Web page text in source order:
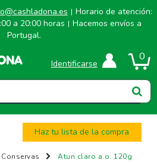
| Horario de atención:
a 20:00 horas | Hacemos envíos a
Portugal.
0
Identificarse
Haz tu lista de la compra
Conservas
Atun claro a.o. 120g